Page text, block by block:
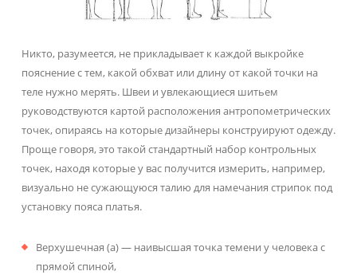
Никто, разумеется, не прикладывает к каждой выкройке
пояснение с тем, какой обхват или длину от какой точки на
теле нужно мерять. Швеи и увлекающиеся шитьем
руководствуются картой расположения антропометрических
точек, опираясь на которые дизайнеры конструируют одежду.
Проще говоря, это такой стандартный набор контрольных
точек, находя которые у вас получится измерить, например,
визуально не сужающуюся талию для намечания стрипок под
установку пояса платья.
Верхушечная (а) — наивысшая точка темени у человека с
прямой спиной,